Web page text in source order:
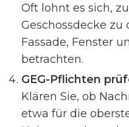
Oft lohnt es sich,
Geschossdecke
Fassade, Fenster
betrachten.
GEG-Pflichten
Klären Sie, ob
etwa für die